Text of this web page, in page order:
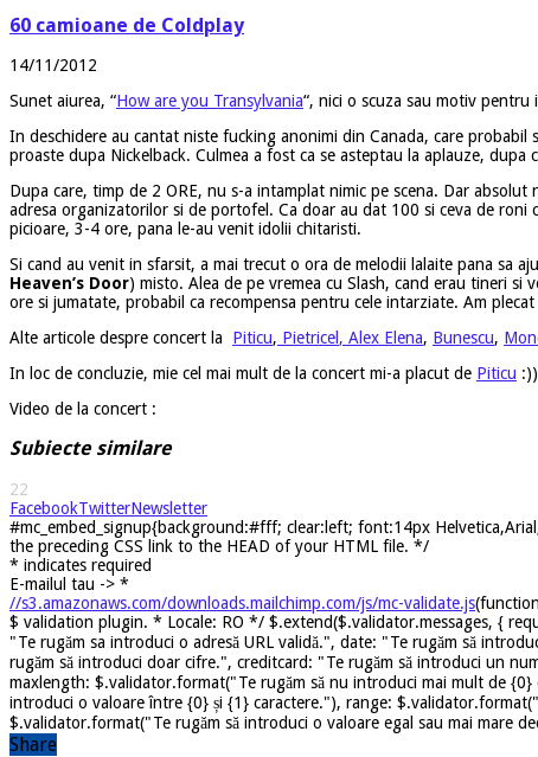
60 camioane de Coldplay
14/11/2012
Sunet aiurea, “How are you Transylvania“, nici o scuza sau motiv pentru
In deschidere au cantat niste fucking anonimi din Canada, care probabil
proaste dupa Nickelback. Culmea a fost ca se asteptau la aplauze,
Dupa care, timp de 2 ORE, nu s-a intamplat nimic pe scena. Dar
adresa organizatorilor si de portofel. Ca doar au dat 100 si ceva de
picioare, 3-4 ore, pana le-au venit idolii chitaristi.
Si cand au venit in sfarsit, a mai trecut o ora de melodii lalaite pana sa
Heaven’s Door) misto. Alea de pe vremea cu Slash, cand erau tineri si
ore si jumatate, probabil ca recompensa pentru cele intarziate. Am
Alte articole despre concert la Piticu, Pietricel , Alex Elena, Bunescu,
In loc de concluzie, mie cel mai mult de la concert mi-a placut de Piticu :))
Video de la concert :
Subiecte similare
22
FacebookTwitterNewsletter
#mc_embed_signup{background:#fff; clear:left; font:14px
the preceding CSS link to the HEAD of your HTML file. */
* indicates required
E-mailul tau -> *
//s3.amazonaws.com/downloads.mailchimp.com/js/mc-validate.js
$ validation plugin. * Locale: RO */ $.extend($.validator.messages, {
"Te rugăm sa introduci o adresă URL validă.", date: "Te rugăm să
rugăm să introduci doar cifre.", creditcard: "Te rugăm să introduci un
maxlength: $.validator.format("Te rugăm să nu introduci mai mult de
introduci o valoare între {0} și {1} caractere."), range:
$.validator.format("Te rugăm să introduci o valoare egal sau mai mare
Share